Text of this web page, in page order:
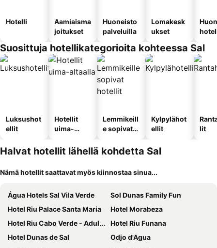
Hotelli
Aamiaisma
joitukset
Huoneisto
palveluilla
Lomakesk
ukset
Suosittuja hotellikategorioita kohteessa Sal
Luksushot
ellit
Hotellit
uima-
Lemmikeill
e sopivat
Kylpylähot
ellit
lit
Halvat hotellit lähellä kohdetta Sal
Nämä hotellit saattavat myös kiinnostaa sinua...
Água Hotels Sal Vila Verde
Sol Dunas Family Fun
Hotel Riu Palace Santa Maria
Hotel Morabeza
Hotel Riu Cabo Verde - Adults Only - All Inclusive
Hotel Riu Funana
Hotel Dunas de Sal
Odjo d'Agua